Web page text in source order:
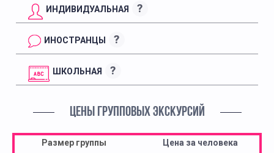
ИНДИВИДУАЛЬНАЯ ?
ИНОСТРАНЦЫ ?
ШКОЛЬНАЯ ?
ЦЕНЫ ГРУППОВЫХ ЭКСКУРСИЙ
Размер группы
Цена за человека